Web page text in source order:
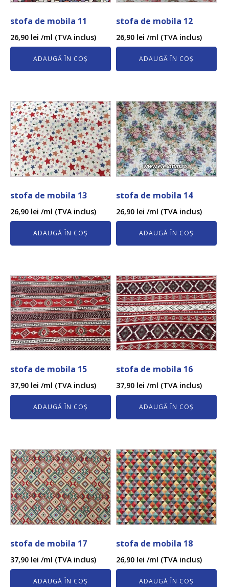
stofa de mobila 11
26,90 lei /ml (TVA inclus)
ADAUGĂ ÎN COȘ
stofa de mobila 12
26,90 lei /ml (TVA inclus)
ADAUGĂ ÎN COȘ
stofa de mobila 13
26,90 lei /ml (TVA inclus)
ADAUGĂ ÎN COȘ
stofa de mobila 14
26,90 lei /ml (TVA inclus)
ADAUGĂ ÎN COȘ
stofa de mobila 15
37,90 lei /ml (TVA inclus)
ADAUGĂ ÎN COȘ
stofa de mobila 16
37,90 lei /ml (TVA inclus)
ADAUGĂ ÎN COȘ
stofa de mobila 17
37,90 lei /ml (TVA inclus)
ADAUGĂ ÎN COȘ
stofa de mobila 18
26,90 lei /ml (TVA inclus)
ADAUGĂ ÎN COȘ